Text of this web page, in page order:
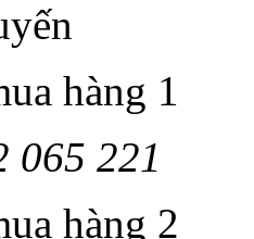
hàng 1
065 221
hàng 2